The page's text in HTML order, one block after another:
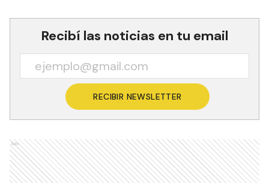
Recibí las noticias en tu email
RECIBIR NEWSLETTER
Ads